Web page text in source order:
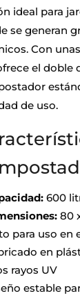
ideal para
se generan
Con
el doble
de uso.
600
80
para uso en
en
rayos UV
estable